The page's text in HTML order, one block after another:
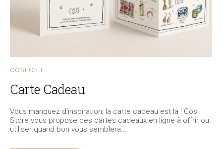
COSI GIFT
Carte Cadeau
Vous manquez d'inspiration, la carte cadeau est là ! Cosi
Store vous propose des cartes cadeaux en ligne à offrir ou
utiliser quand bon vous semblera...